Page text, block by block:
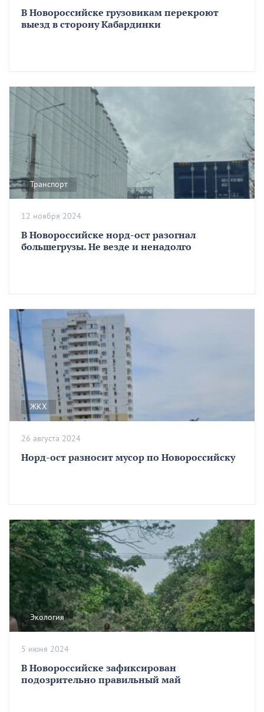
В Новороссийске грузовикам перекроют
выезд в сторону Кабардинки
Транспорт
В Новороссийске норд-ост разогнал
большегрузы. Не везде и ненадолго
12 ноября 2024
ЖКХ
Норд-ост разносит мусор по Новороссийску
26 августа 2024
Экология
В Новороссийске зафиксирован
подозрительно правильный май
5 июня 2024